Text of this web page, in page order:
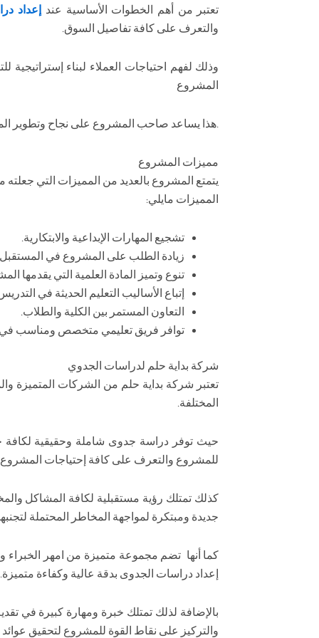
تعتبر من أهم الخطوات الأساسية عند
إعداد
والتعرف على كافة تفاصيل السوق.
وذلك لفهم احتياجات العملاء لبناء
المشروع
.هذا يساعد صاحب المشروع على نجاح وتطوير
مميزات المشروع
يتمتع المشروع بالعديد من المميزات التي
المميزات مايلي:
تشجيع المهارات الإبداعية والابتكارية.
زيادة الطلب على المشروع في
تنوع وتميز المادة العلمية التي يقدمها
إتباع الأساليب التعليم الحديثة في
التعاون المستمر بين الكلية والطلاب.
توافر فريق تعليمي متخصص ومناسب
شركة بداية حلم لدراسات الجدوي
تعتبر شركة بداية حلم من الشركات المتميزة
المختلفة.
حيث توفر دراسة جدوى شاملة وحقيقية
للمشروع والتعرف على كافة إحتياجات
كذلك تمتلك رؤية مستقبلية لكافة المشاكل
جديدة ومبتكرة لمواجهة المخاطر المحتملة
كما أنها تضم مجموعة متميزة من امهر الخبراء
إعداد دراسات الجدوى بدقة عالية وكفاءة متميزة.
بالإضافة لذلك تمتلك خبرة ومهارة كبيرة في
والتركيز على نقاط القوة للمشروع لتحقيق